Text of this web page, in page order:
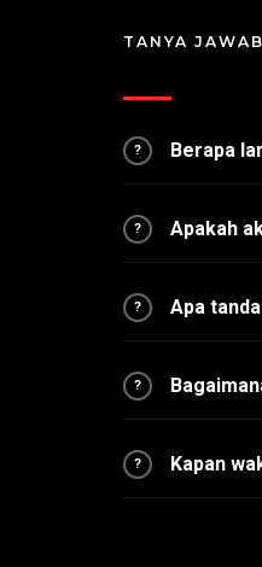
TANYA
? Berapa
? Apakah
? Apa
?
? Kapan